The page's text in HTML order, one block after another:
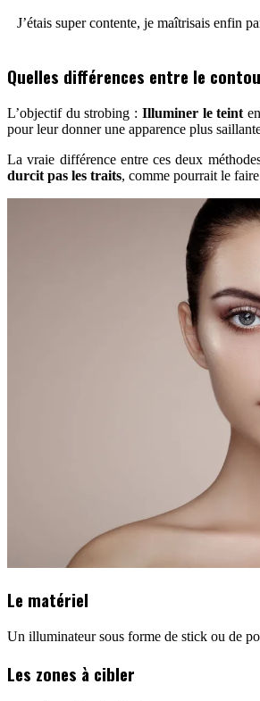
J’étais super contente, je maîtrisais enfin
Quelles différences entre le
L’objectif du strobing : Illuminer le teint
pour leur donner une apparence plus
La vraie différence entre ces deux
durcit pas les traits, comme pourrait le
Le matériel
Un illuminateur sous forme de stick ou de
Les zones à cibler